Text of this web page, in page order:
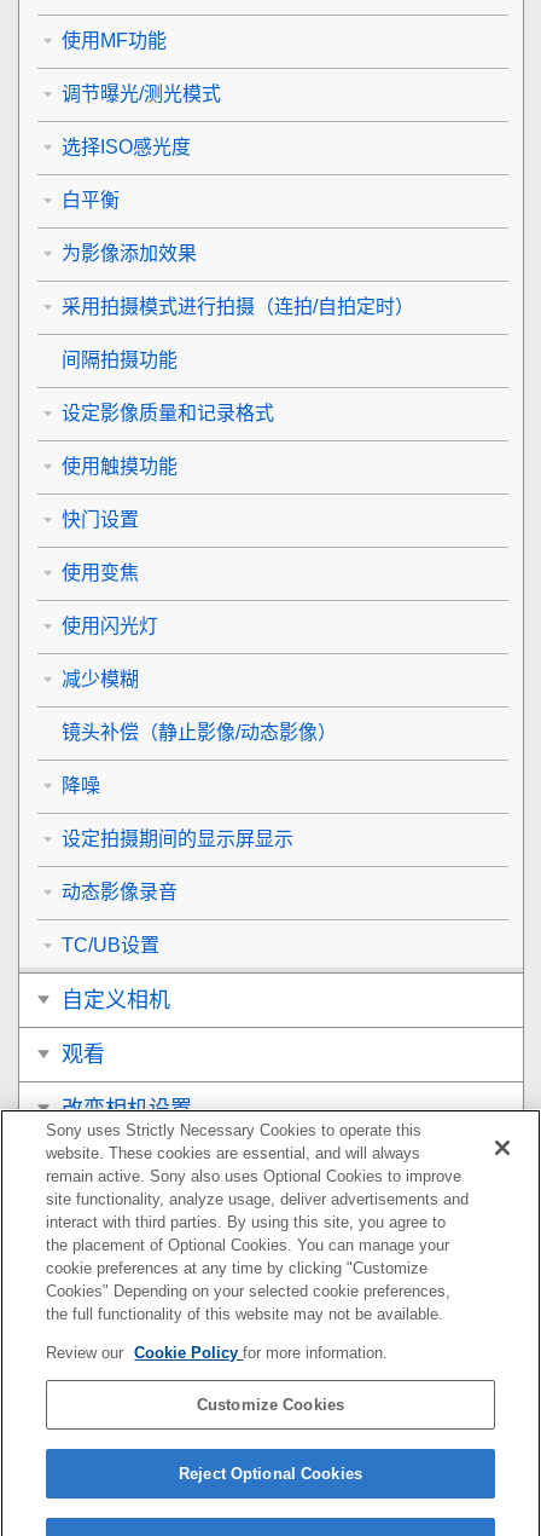
使用MF功能
调节曝光/测光模式
选择ISO感光度
白平衡
为影像添加效果
采用拍摄模式进行拍摄（连拍/自拍定时）
间隔拍摄功能
设定影像质量和记录格式
使用触摸功能
快门设置
使用变焦
使用闪光灯
减少模糊
镜头补偿 （静止影像/动态影像）
降噪
设定拍摄期间的显示屏显示
动态影像录音
TC/UB设置
自定义相机
观看
改变相机设置
在智能手机上可用的功能
使用电脑
附录
如果遇到问题
如果您相机的系统软件版本为Ver.3.00或更高版本，请参
阅以下URL上的帮助指南。
https://helpguide.sony.net/ilc/2410/v1/zh-cn/index.html
Sony uses Strictly Necessary Cookies to operate this
website. These cookies are essential, and will always
remain active. Sony also uses Optional Cookies to improve
site functionality, analyze usage, deliver advertisements and
interact with third parties. By using this site, you agree to
the placement of Optional Cookies. You can manage your
cookie preferences at any time by clicking "Customize
Cookies" Depending on your selected cookie preferences,
the full functionality of this website may not be available.
Review our Cookie Policyfor more information.
Customize Cookies
Reject Optional Cookies